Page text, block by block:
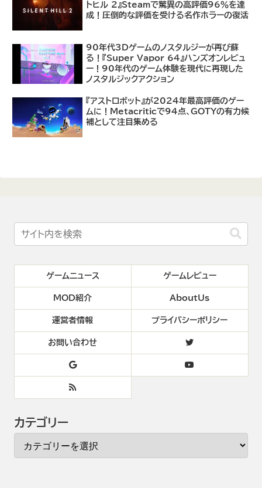
トヒル 2』Steamで驚異の高評価96％を達
成！圧倒的な評価を受ける名作ホラーの復活
90年代3Dゲームのノスタルジーが再び蘇
る！『Super Vapor 64』ハンズオンレビュ
ー！90年代のゲーム体験を現代に再現した
ノスタルジックアクション
『アストロボット』が2024年最高評価のゲー
ムに！Metacriticで94点、GOTYの有力候
補として注目集める
ゲームニュース ゲームレビュー
MOD紹介 AboutUs
運営者情報 プライバシーポリシー
お問い合わせ
カテゴリー